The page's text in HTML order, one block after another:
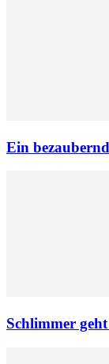
Ein
Schlimmer